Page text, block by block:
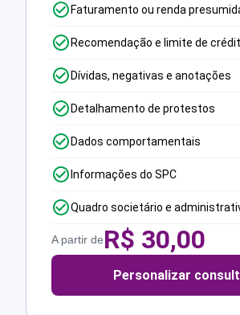
Faturamento ou renda
Recomendação e limite de
Dívidas, negativas e anotações
Detalhamento de protestos
Dados comportamentais
Informações do SPC
Quadro societário e
A partir deR$ 30,00
Personalizar